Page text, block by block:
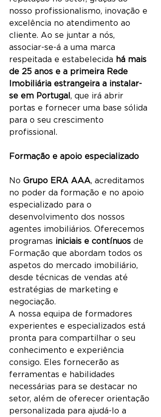
nosso profissionalismo, inovação e
excelência no atendimento ao
cliente. Ao se juntar a nós,
associar-se-á a uma marca
respeitada e estabelecida há mais
de 25 anos e a primeira Rede
Imobiliária estrangeira a instalar-
se em Portugal, que irá abrir
portas e fornecer uma base sólida
para o seu crescimento
profissional.
Formação e apoio especializado
No Grupo ERA AAA, acreditamos
no poder da formação e no apoio
especializado para o
desenvolvimento dos nossos
agentes imobiliários. Oferecemos
programas iniciais e contínuos de
Formação que abordam todos os
aspetos do mercado imobiliário,
desde técnicas de vendas até
estratégias de marketing e
negociação.
A nossa equipa de formadores
experientes e especializados está
pronta para compartilhar o seu
conhecimento e experiência
consigo. Eles fornecerão as
ferramentas e habilidades
necessárias para se destacar no
setor, além de oferecer orientação
personalizada para ajudá-lo a